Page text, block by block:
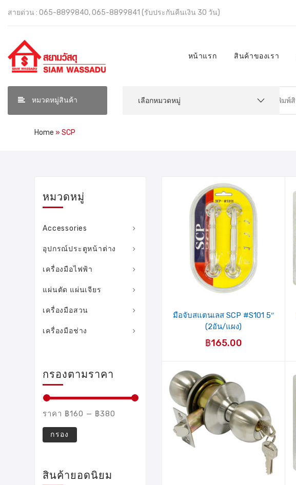
สายด่วน : 065-8899840, 065-8899841 (รับประกันคืนเงิน 30 วัน)
หน้าแรก สินค้าของเรา
หมวดหมู่สินค้า
Home »SCP
มือจับสแตนเลส SCP #S101 5″
(2อัน/แผง)
฿165.00
หมวดหมู่
Accessories
อุปกรณ์ประตูหน้าต่าง
เครื่องมือไฟฟ้า
แผ่นตัด แผ่นเจียร
เครื่องมือสวน
เครื่องมือช่าง
กรองตามราคา
กรอง
ราคา ฿160 — ฿380
สินค้ายอดนิยม